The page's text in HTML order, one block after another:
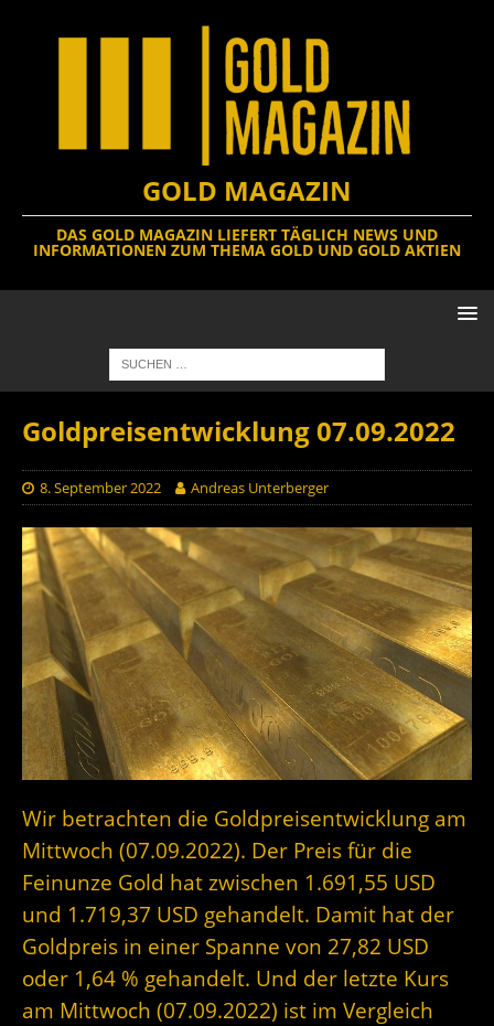
GOLD MAGAZIN
DAS GOLD MAGAZIN LIEFERT TÄGLICH NEWS UND
INFORMATIONEN ZUM THEMA GOLD UND GOLD AKTIEN
Goldpreisentwicklung 07.09.2022
8. September 2022 Andreas Unterberger
Wir betrachten die Goldpreisentwicklung am
Mittwoch (07.09.2022). Der Preis für die
Feinunze Gold hat zwischen 1.691,55 USD
und 1.719,37 USD gehandelt. Damit hat der
Goldpreis in einer Spanne von 27,82 USD
oder 1,64 % gehandelt. Und der letzte Kurs
am Mittwoch (07.09.2022) ist im Vergleich